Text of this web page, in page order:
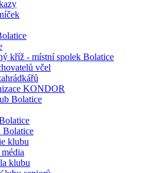
kříž - místní spolek Bolatice
včel
KONDOR
Bolatice
Bolatice
klubu
klubu